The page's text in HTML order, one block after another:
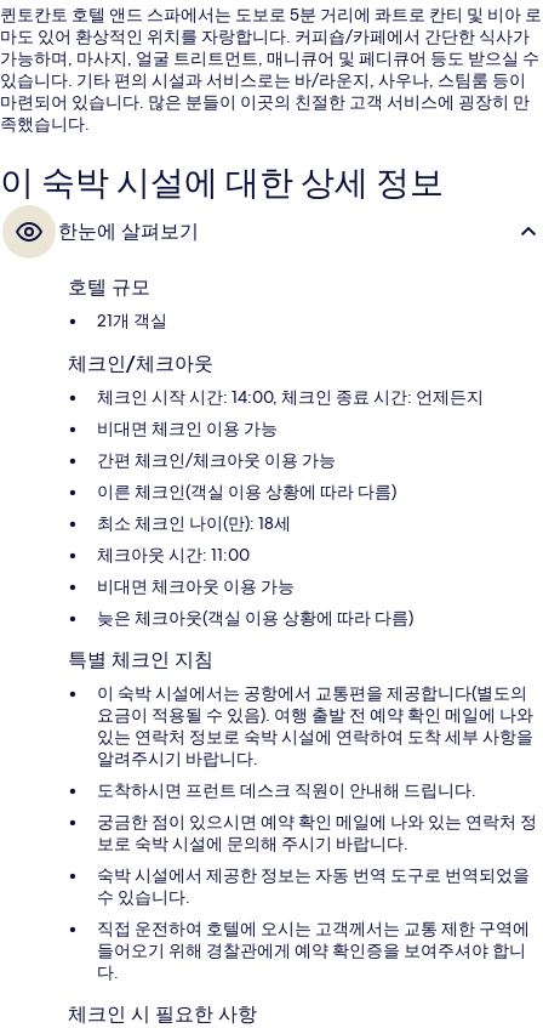
퀸토칸토 호텔 앤드 스파에서는 도보로 5분 거리에 콰트로 칸티 및 비아 로
마도 있어 환상적인 위치를 자랑합니다. 커피숍/카페에서 간단한 식사가
가능하며, 마사지, 얼굴 트리트먼트, 매니큐어 및 페디큐어 등도 받으실 수
있습니다. 기타 편의 시설과 서비스로는 바/라운지, 사우나, 스팀룸 등이
마련되어 있습니다. 많은 분들이 이곳의 친절한 고객 서비스에 굉장히 만
족했습니다.
이 숙박 시설에 대한 상세 정보
한눈에 살펴보기
호텔 규모
21개 객실
체크인/체크아웃
체크인 시작 시간: 14:00, 체크인 종료 시간: 언제든지
비대면 체크인 이용 가능
간편 체크인/체크아웃 이용 가능
이른 체크인(객실 이용 상황에 따라 다름)
최소 체크인 나이(만): 18세
체크아웃 시간: 11:00
비대면 체크아웃 이용 가능
늦은 체크아웃(객실 이용 상황에 따라 다름)
특별 체크인 지침
이 숙박 시설에서는 공항에서 교통편을 제공합니다(별도의
요금이 적용될 수 있음). 여행 출발 전 예약 확인 메일에 나와
있는 연락처 정보로 숙박 시설에 연락하여 도착 세부 사항을
알려주시기 바랍니다.
도착하시면 프런트 데스크 직원이 안내해 드립니다.
궁금한 점이 있으시면 예약 확인 메일에 나와 있는 연락처 정
보로 숙박 시설에 문의해 주시기 바랍니다.
숙박 시설에서 제공한 정보는 자동 번역 도구로 번역되었을
수 있습니다.
직접 운전하여 호텔에 오시는 고객께서는 교통 제한 구역에
들어오기 위해 경찰관에게 예약 확인증을 보여주셔야 합니
다.
체크인 시 필요한 사항